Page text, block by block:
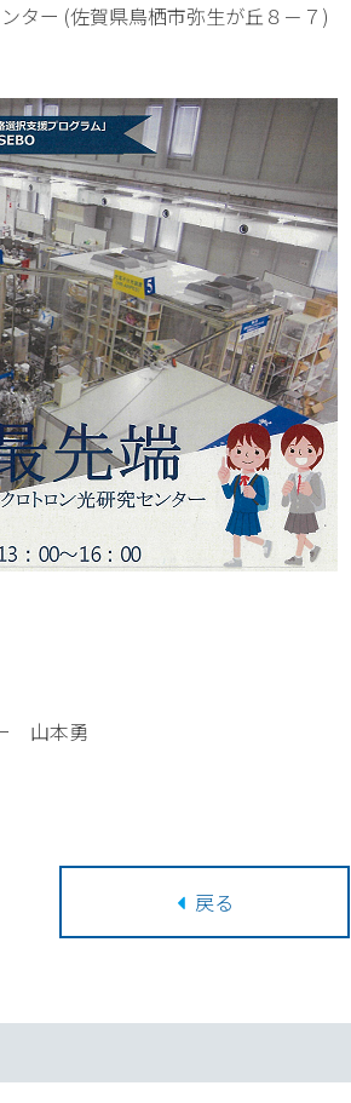
ター (佐賀県鳥栖市弥生が丘８－７)
山本勇
戻る